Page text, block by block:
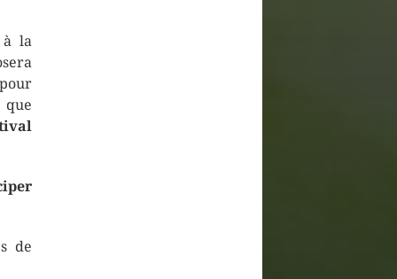
à la
que
de